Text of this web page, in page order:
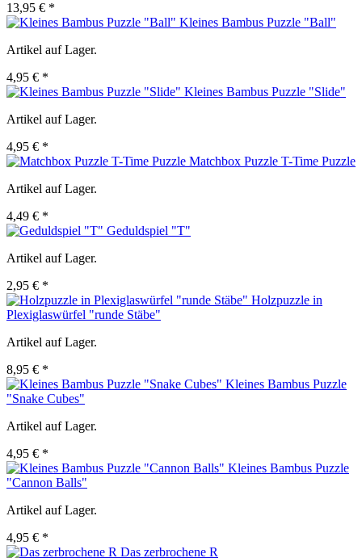
13,95 € *
Kleines Bambus Puzzle "Ball"
Artikel auf Lager.
4,95 € *
Kleines Bambus Puzzle "Slide"
Artikel auf Lager.
4,95 € *
Matchbox Puzzle T-Time Puzzle
Artikel auf Lager.
4,49 € *
Geduldspiel "T"
Artikel auf Lager.
2,95 € *
Holzpuzzle in
Plexiglaswürfel "runde Stäbe"
Artikel auf Lager.
8,95 € *
Kleines Bambus Puzzle
"Snake Cubes"
Artikel auf Lager.
4,95 € *
Kleines Bambus Puzzle
"Cannon Balls"
Artikel auf Lager.
4,95 € *
Das zerbrochene R